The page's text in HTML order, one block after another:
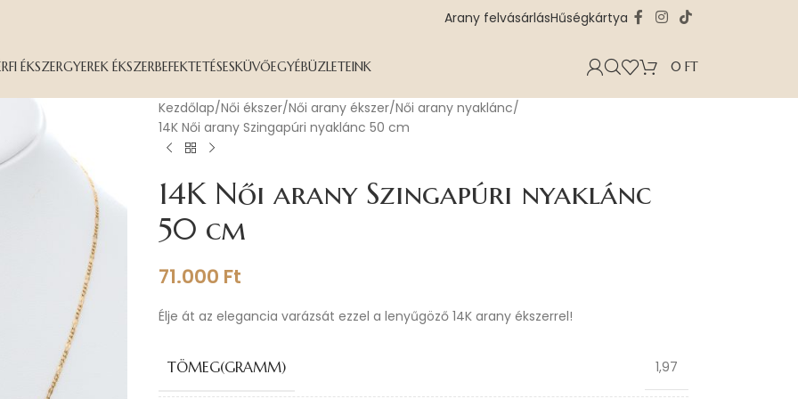
Arany felvásárlásHűségkártya
ÉKSZERGYEREK ÉKSZERBEFEKTETÉSESKÜVŐEGYÉBÜZLETEINK 0 FT
Kezdőlap Női ékszer Női arany ékszer Női arany nyaklánc
14K Női arany Szingapúri nyaklánc 50 cm
14K Női arany Szingapúri nyaklánc
50 cm
71.000 Ft
Élje át az elegancia varázsát ezzel a lenyűgöző 14K arany ékszerrel!
TÖMEG(GRAMM) 1,97